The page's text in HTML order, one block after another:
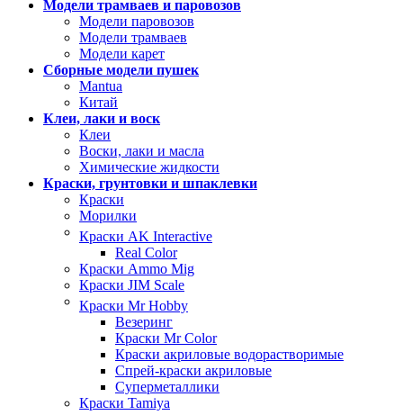
Модели трамваев и паровозов
Модели паровозов
Модели трамваев
Модели карет
Сборные модели пушек
Mantua
Китай
Клеи, лаки и воск
Клеи
Воски, лаки и масла
Химические жидкости
Краски, грунтовки и шпаклевки
Краски
Морилки
Краски AK Interactive
Real Color
Краски Ammo Mig
Краски JIM Scale
Краски Mr Hobby
Везеринг
Краски Mr Color
Краски акриловые водорастворимые
Спрей-краски акриловые
Суперметаллики
Краски Tamiya